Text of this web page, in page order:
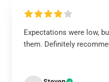
Expectations were low,
them. Definitely